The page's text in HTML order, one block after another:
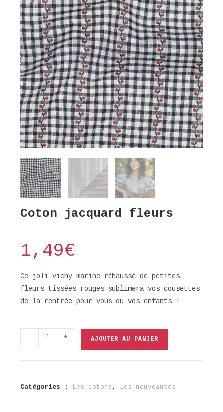
Coton jacquard fleurs
1,49€
Ce joli vichy marine réhaussé de petites
fleurs tissées rouges sublimera vos cousettes
de la rentrée pour vous ou vos enfants !
quantité
de
fleurs
- + AJOUTER AU PANIER
Catégories : Les cotons , Les nouveautés